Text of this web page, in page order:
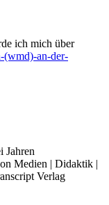
ich mich über
(wmd)-an-der-
Jahren
Medien | Didaktik |
Verlag